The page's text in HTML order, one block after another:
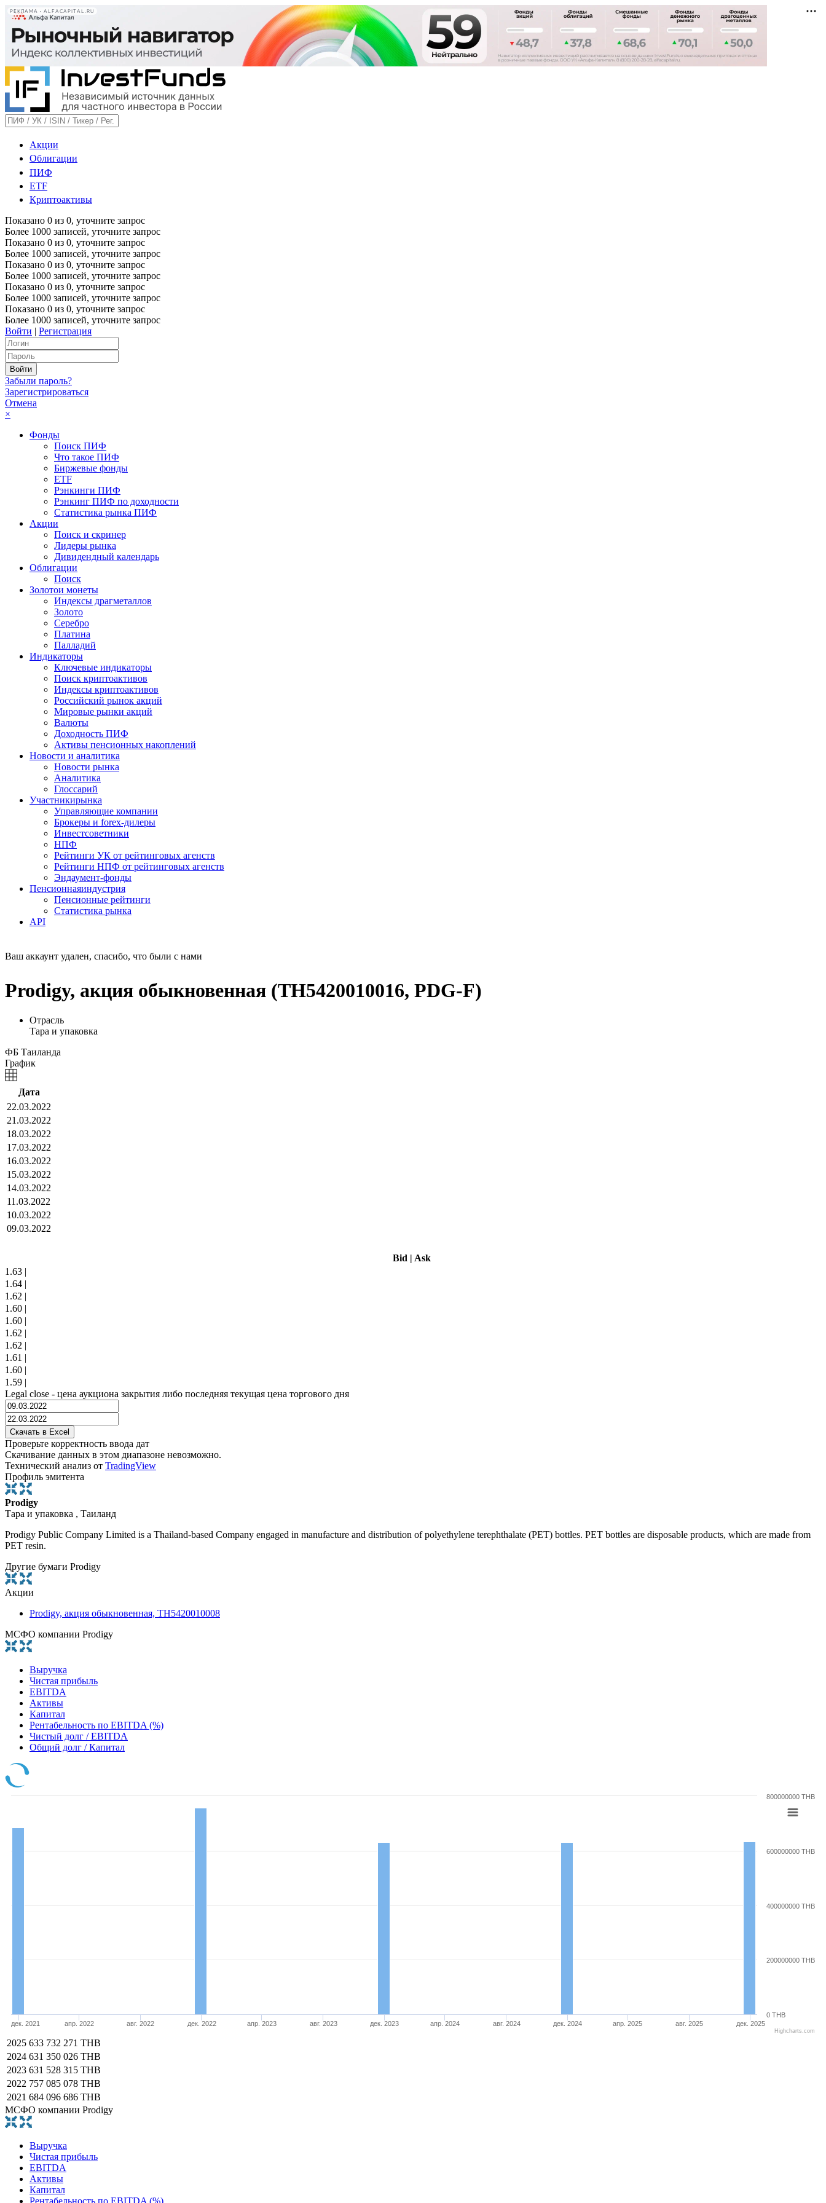
РЕКЛАМА • ALFACAPITAL.RU
Акции
Облигации
ПИФ
ETF
Криптоактивы
Показано 0 из 0, уточните запрос
Более 1000 записей, уточните запрос
Показано 0 из 0, уточните запрос
Более 1000 записей, уточните запрос
Показано 0 из 0, уточните запрос
Более 1000 записей, уточните запрос
Показано 0 из 0, уточните запрос
Более 1000 записей, уточните запрос
Показано 0 из 0, уточните запрос
Более 1000 записей, уточните запрос
Войти | Регистрация
Забыли пароль?
Зарегистрироваться
Отмена
×
Фонды
Поиск ПИФ
Что такое ПИФ
Биржевые фонды
ETF
Рэнкинги ПИФ
Рэнкинг ПИФ по доходности
Статистика рынка ПИФ
Акции
Поиск и скринер
Лидеры рынка
Дивидендный календарь
Облигации
Поиск
Золотои монеты
Индексы драгметаллов
Золото
Серебро
Платина
Палладий
Индикаторы
Ключевые индикаторы
Поиск криптоактивов
Индексы криптоактивов
Российский рынок акций
Мировые рынки акций
Валюты
Доходность ПИФ
Активы пенсионных накоплений
Новости и аналитика
Новости рынка
Аналитика
Глоссарий
Участникирынка
Управляющие компании
Брокеры и forex-дилеры
Инвестсоветники
НПФ
Рейтинги УК от рейтинговых агенств
Рейтинги НПФ от рейтинговых агенств
Эндаумент-фонды
Пенсионнаяиндустрия
Пенсионные рейтинги
Статистика рынка
API
Ваш аккаунт удален, спасибо, что были с нами
Prodigy, акция обыкновенная (TH5420010016, PDG-F)
Отрасль
Тара и упаковка
ФБ Таиланда
График
Дата
22.03.2022
21.03.2022
18.03.2022
17.03.2022
16.03.2022
15.03.2022
14.03.2022
11.03.2022
10.03.2022
09.03.2022
Bid | Ask
1.63 |
1.64 |
1.62 |
1.60 |
1.60 |
1.62 |
1.62 |
1.61 |
1.60 |
1.59 |
Legal close - цена аукциона закрытия либо последняя текущая цена торгового дня
Проверьте корректность ввода дат
Скачивание данных в этом диапазоне невозможно.
Технический анализ от TradingView
Профиль эмитента
Prodigy
Тара и упаковка , Таиланд
Prodigy Public Company Limited is a Thailand-based Company engaged in manufacture and distribution of polyethylene terephthalate (PET) bottles. PET bottles are disposable products, which are made from
PET resin.
Другие бумаги Prodigy
Акции
Prodigy, акция обыкновенная, TH5420010008
МСФО компании Prodigy
Выручка
Чистая прибыль
EBITDA
Активы
Капитал
Рентабельность по EBITDA (%)
Чистый долг / EBITDA
Общий долг / Капитал
дек. 2021 апр. 2022 авг. 2022 дек. 2022 апр. 2023 авг. 2023 дек. 2023 апр. 2024 авг. 2024 дек. 2024 апр. 2025 авг. 2025 дек. 2025
0 THB
200000000 THB
400000000 THB
600000000 THB
800000000 THB
Highcharts.com
2025 633 732 271 THB
2024 631 350 026 THB
2023 631 528 315 THB
2022 757 085 078 THB
2021 684 096 686 THB
МСФО компании Prodigy
Выручка
Чистая прибыль
EBITDA
Активы
Капитал